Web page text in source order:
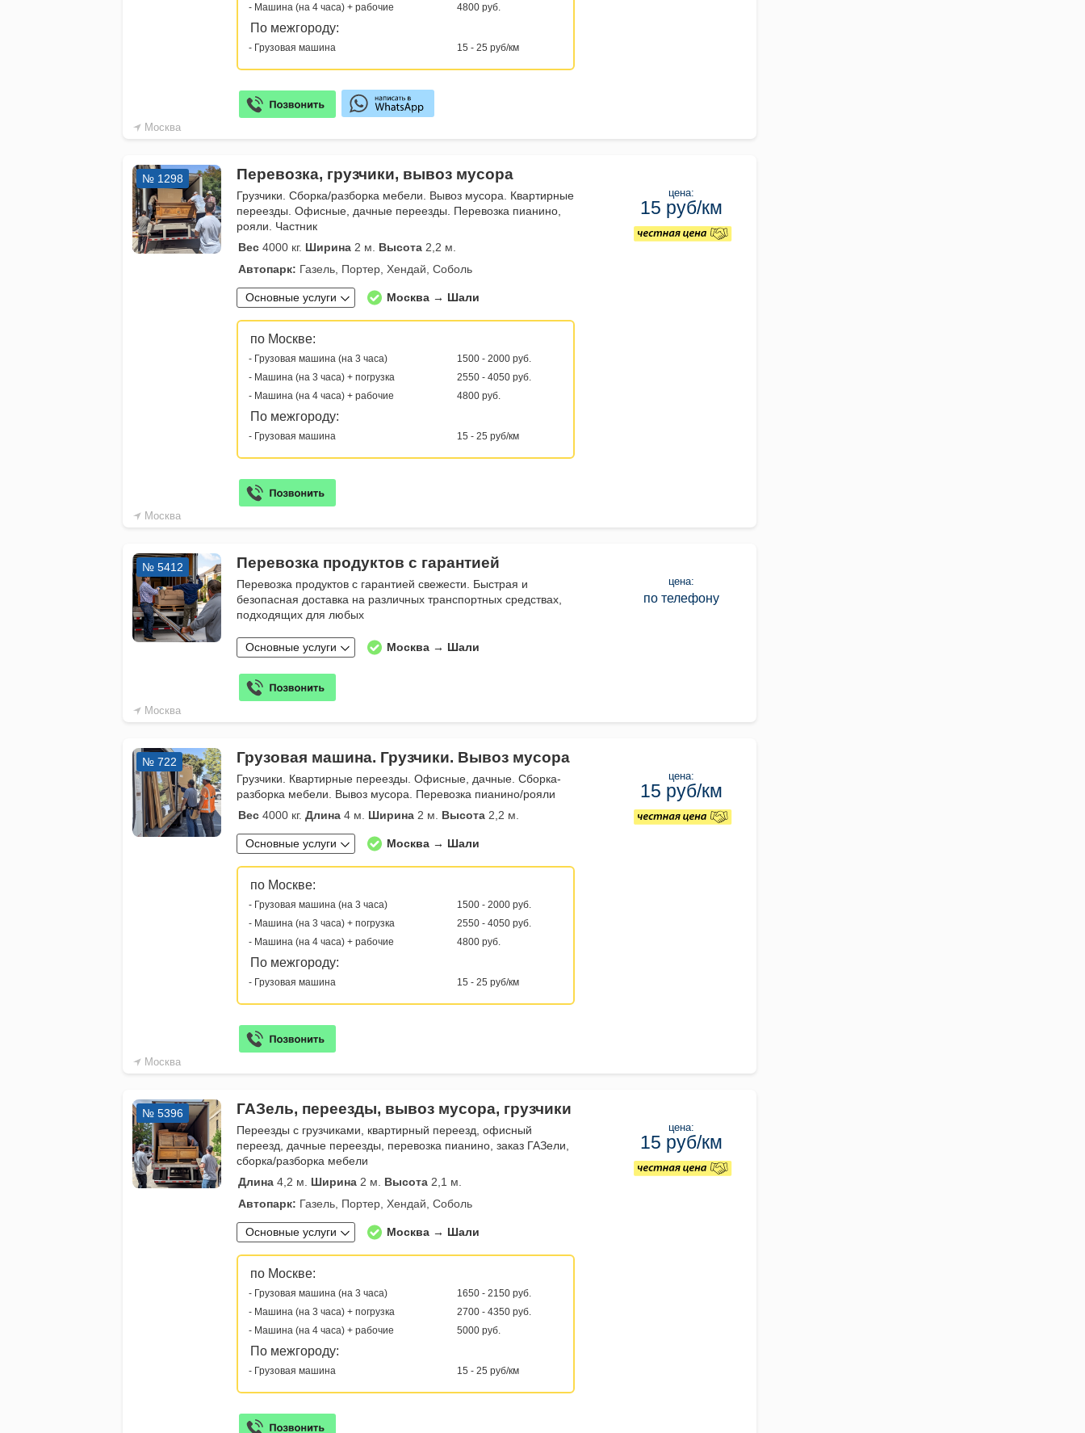
Москва
- Машина (на 4 часа) + рабочие
4800 руб.
По межгороду:
- Грузовая машина 15 - 25 руб/км
Москва
№ 1298 Перевозка, грузчики, вывоз мусора
Грузчики. Сборка/разборка мебели. Вывоз мусора. Квартирные
переезды. Офисные, дачные переезды. Перевозка пианино,
рояли. Частник
Вес 4000 кг. Ширина 2 м. Высота 2,2 м.
Автопарк: Газель, Портер, Хендай, Соболь
Основные услуги Москва → Шали
по Москве:
- Грузовая машина (на 3 часа)
1500 - 2000 руб.
- Машина (на 3 часа) + погрузка
2550 - 4050 руб.
- Машина (на 4 часа) + рабочие
4800 руб.
По межгороду:
- Грузовая машина 15 - 25 руб/км
цена:
15 руб/км
Москва
№ 5412 Перевозка продуктов с гарантией
Перевозка продуктов с гарантией свежести. Быстрая и
безопасная доставка на различных транспортных средствах,
подходящих для любых
Основные услуги Москва → Шали
цена:
по телефону
Москва
№ 722 Грузовая машина. Грузчики. Вывоз мусора
Грузчики. Квартирные переезды. Офисные, дачные. Сборка-
разборка мебели. Вывоз мусора. Перевозка пианино/рояли
Вес 4000 кг. Длина 4 м. Ширина 2 м. Высота 2,2 м.
Основные услуги Москва → Шали
по Москве:
- Грузовая машина (на 3 часа)
1500 - 2000 руб.
- Машина (на 3 часа) + погрузка
2550 - 4050 руб.
- Машина (на 4 часа) + рабочие
4800 руб.
По межгороду:
- Грузовая машина 15 - 25 руб/км
цена:
15 руб/км
№ 5396 ГАЗель, переезды, вывоз мусора, грузчики
Переезды с грузчиками, квартирный переезд, офисный
переезд, дачные переезды, перевозка пианино, заказ ГАЗели,
сборка/разборка мебели
Длина 4,2 м. Ширина 2 м. Высота 2,1 м.
Автопарк: Газель, Портер, Хендай, Соболь
Основные услуги Москва → Шали
по Москве:
- Грузовая машина (на 3 часа)
1650 - 2150 руб.
- Машина (на 3 часа) + погрузка
2700 - 4350 руб.
- Машина (на 4 часа) + рабочие
5000 руб.
По межгороду:
- Грузовая машина 15 - 25 руб/км
цена:
15 руб/км